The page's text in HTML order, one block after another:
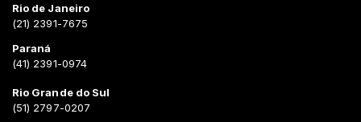
Rio de Janeiro
(21) 2391-7675
Paraná
(41) 2391-0974
Rio Grande do Sul
(51) 2797-0207